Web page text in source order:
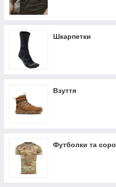
Шкарпетки
Взуття
Футболки та